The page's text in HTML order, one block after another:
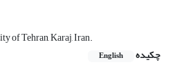
of Tehran, Karaj, Iran.
چکیده
English